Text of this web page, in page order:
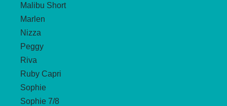
Malibu Short
Marlen
Nizza
Peggy
Riva
Ruby Capri
Sophie
Sophie 7/8